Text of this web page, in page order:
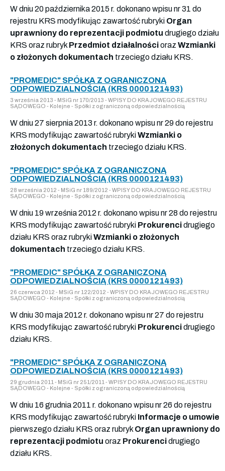
W dniu 20 października 2015 r. dokonano wpisu nr 31 do
rejestru KRS modyfikując zawartość rubryki Organ
uprawniony do reprezentacji podmiotu drugiego działu
KRS oraz rubryk Przedmiot działalnościoraz Wzmianki
o złożonych dokumentach trzeciego działu KRS.
"PROMEDIC" SPÓŁKA Z OGRANICZONĄ
ODPOWIEDZIALNOŚCIĄ (KRS 0000121493)
3 września 2013 - MSiG nr 170/2013 - WPISY DO KRAJOWEGO REJESTRU
SĄDOWEGO - Kolejne - Spółki z ograniczoną odpowiedzialnością
W dniu 27 sierpnia 2013 r. dokonano wpisu nr 29 do rejestru
KRS modyfikując zawartość rubrykiWzmianki o
złożonych dokumentach trzeciego działu KRS.
"PROMEDIC" SPÓŁKA Z OGRANICZONĄ
ODPOWIEDZIALNOŚCIĄ (KRS 0000121493)
28 września 2012 - MSiG nr 189/2012 - WPISY DO KRAJOWEGO REJESTRU
SĄDOWEGO - Kolejne - Spółki z ograniczoną odpowiedzialnością
W dniu 19 września 2012 r. dokonano wpisu nr 28 do rejestru
KRS modyfikując zawartość rubryki Prokurencidrugiego
działu KRS oraz rubrykiWzmianki o złożonych
dokumentach trzeciego działu KRS.
"PROMEDIC" SPÓŁKA Z OGRANICZONĄ
ODPOWIEDZIALNOŚCIĄ (KRS 0000121493)
26 czerwca 2012 - MSiG nr 122/2012 - WPISY DO KRAJOWEGO REJESTRU
SĄDOWEGO - Kolejne - Spółki z ograniczoną odpowiedzialnością
W dniu 30 maja 2012 r. dokonano wpisu nr 27 do rejestru
KRS modyfikując zawartość rubryki Prokurencidrugiego
działu KRS.
"PROMEDIC" SPÓŁKA Z OGRANICZONĄ
ODPOWIEDZIALNOŚCIĄ (KRS 0000121493)
29 grudnia 2011 - MSiG nr 251/2011 - WPISY DO KRAJOWEGO REJESTRU
SĄDOWEGO - Kolejne - Spółki z ograniczoną odpowiedzialnością
W dniu 16 grudnia 2011 r. dokonano wpisu nr 26 do rejestru
KRS modyfikując zawartość rubryki Informacje o umowie
pierwszego działu KRS oraz rubryk Organ uprawniony do
reprezentacji podmiotu oraz Prokurencidrugiego
działu KRS.